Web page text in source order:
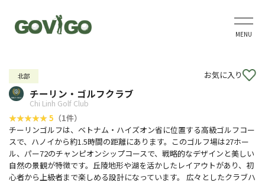
MENU
北部 お気に入り
チーリン・ゴルフクラブ
Chi Linh Golf Club
5 （1件）
チーリンゴルフは、ベトナム・ハイズオン省に位置する高級ゴルフコー
スで、ハノイから約1.5時間の距離にあります。このゴルフ場は27ホー
ル、パー72のチャンピオンシップコースで、戦略的なデザインと美しい
自然の景観が特徴です。丘陵地形や湖を活かしたレイアウトがあり、初
心者から上級者まで楽しめる設計になっています。 広々としたクラブハ